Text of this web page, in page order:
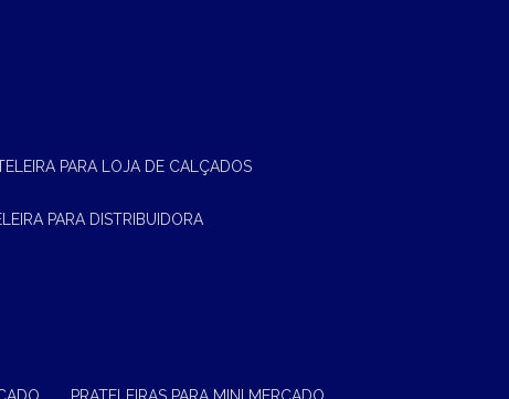
PARA LOJA DE CALÇADOS
PARA DISTRIBUIDORA